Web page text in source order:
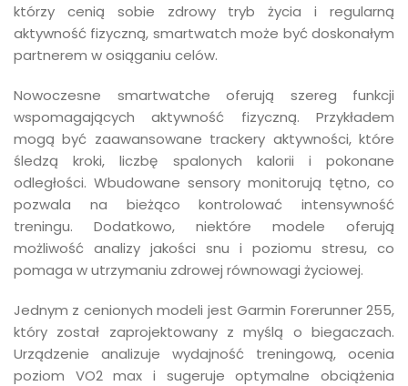
którzy cenią sobie zdrowy tryb życia i regularną
aktywność fizyczną, smartwatch może być doskonałym
partnerem w osiąganiu celów.
Nowoczesne smartwatche oferują szereg funkcji
wspomagających aktywność fizyczną. Przykładem
mogą być zaawansowane trackery aktywności, które
śledzą kroki, liczbę spalonych kalorii i pokonane
odległości. Wbudowane sensory monitorują tętno, co
pozwala na bieżąco kontrolować intensywność
treningu. Dodatkowo, niektóre modele oferują
możliwość analizy jakości snu i poziomu stresu, co
pomaga w utrzymaniu zdrowej równowagi życiowej.
Jednym z cenionych modeli jest Garmin Forerunner 255,
który został zaprojektowany z myślą o biegaczach.
Urządzenie analizuje wydajność treningową, ocenia
poziom VO2 max i sugeruje optymalne obciążenia